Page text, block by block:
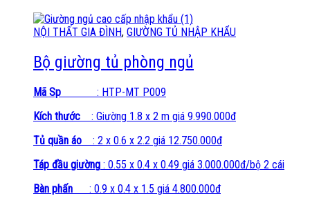
NỘI THẤT GIA ĐÌNH, GIƯỜNG TỦ NHẬP KHẨU
Bộ giường tủ phòng ngủ
Mã Sp
: HTP-MT P009
Kích thước
: Giường 1.8 x 2 m giá 9.990.000đ
Tủ quần áo : 2 x 0.6 x 2.2 giá 12.750.000đ
Táp đầu giường : 0.55 x 0.4 x 0.49 giá 3.000.000đ/bộ 2 cái
Bàn phấn : 0.9 x 0.4 x 1.5 giá 4.800.000đ